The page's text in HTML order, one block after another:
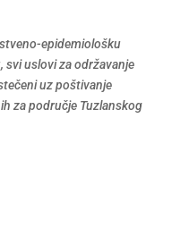
epidemiološku
svi uslovi za održavanje
uz poštivanje
za područje Tuzlanskog